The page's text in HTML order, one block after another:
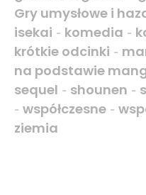
Gry umysłowe i
isekai - komedia -
krótkie odcinki -
na podstawie
sequel - shounen -
- współczesne -
ziemia